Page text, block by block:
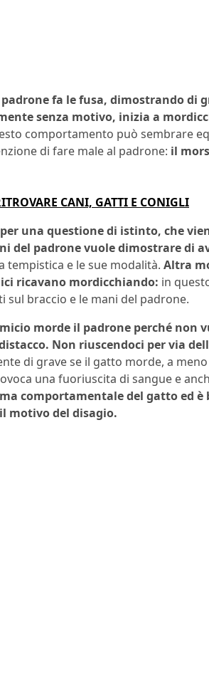
fa le fusa, dimostrando di
senza motivo, inizia a
comportamento può sembrare
di fare male al padrone: il
CANI, GATTI E CONIGLI
una questione di istinto, che
del padrone vuole dimostrare di
tempistica e le sue modalità. Altra
ricavano mordicchiando: in
sul braccio e le mani del padrone.
morde il padrone perché non
. Non riuscendoci per via
di grave se il gatto morde, a
una fuoriuscita di sangue e
comportamentale del gatto ed è
motivo del disagio.